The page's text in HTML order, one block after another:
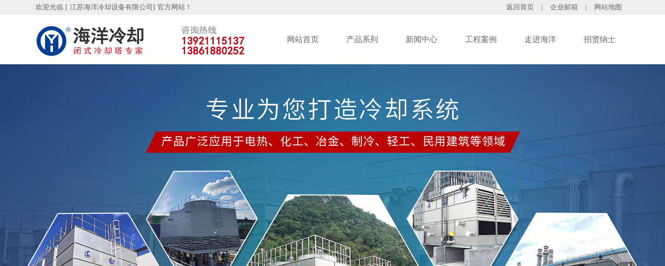
欢迎光临 [ 江苏海洋冷却设备有限公司] 官方网站！ 返回首页 企业邮箱 网站地图
网站首页 产品系列 新闻中心 工程案例 走进海洋 招贤纳士